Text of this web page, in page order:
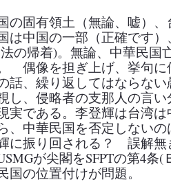
の固有領土（無論、嘘）、
は中国の一部（正確です）
の帰着)。無論、 中華民国
偶像を担ぎ上げ、挙句に
話、繰り返してはならない
し、侵略者の支那人の言い
実である。李登輝は台湾は
中華民国を否定しないの
振り回される？
誤解無
が尖閣をSFPTの第4条(
の位置付けが問題。